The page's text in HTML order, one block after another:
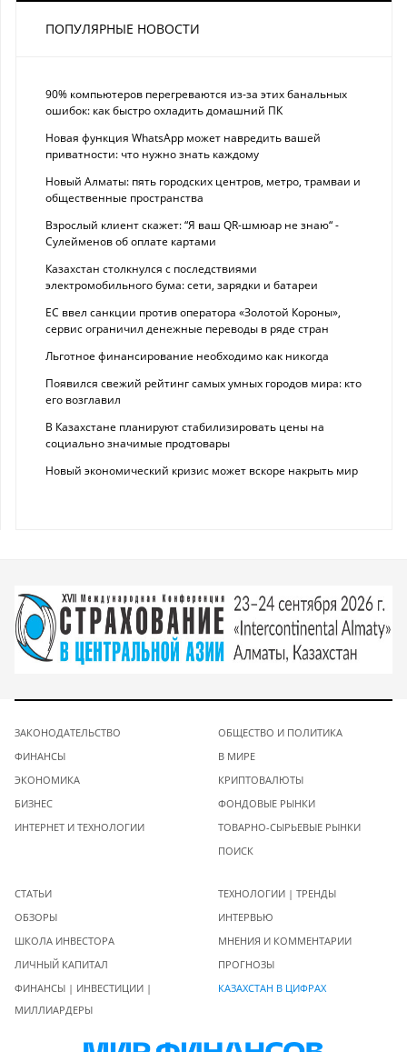
ПОПУЛЯРНЫЕ НОВОСТИ
90% компьютеров перегреваются из-за этих банальных
ошибок: как быстро охладить домашний ПК
Новая функция WhatsApp может навредить вашей
приватности: что нужно знать каждому
Новый Алматы: пять городских центров, метро, трамваи и
общественные пространства
Взрослый клиент скажет: “Я ваш QR-шмюар не знаю“ -
Сулейменов об оплате картами
Казахстан столкнулся с последствиями
электромобильного бума: сети, зарядки и батареи
ЕС ввел санкции против оператора «Золотой Короны»,
сервис ограничил денежные переводы в ряде стран
Льготное финансирование необходимо как никогда
Появился свежий рейтинг самых умных городов мира: кто
его возглавил
В Казахстане планируют стабилизировать цены на
социально значимые продтовары
Новый экономический кризис может вскоре накрыть мир
ЗАКОНОДАТЕЛЬСТВО
ФИНАНСЫ
ЭКОНОМИКА
БИЗНЕС
ИНТЕРНЕТ И ТЕХНОЛОГИИ
ОБЩЕСТВО И ПОЛИТИКА
В МИРЕ
КРИПТОВАЛЮТЫ
ФОНДОВЫЕ РЫНКИ
ТОВАРНО-СЫРЬЕВЫЕ РЫНКИ
ПОИСК
СТАТЬИ
ОБЗОРЫ
ШКОЛА ИНВЕСТОРА
ЛИЧНЫЙ КАПИТАЛ
ФИНАНСЫ | ИНВЕСТИЦИИ |
МИЛЛИАРДЕРЫ
ТЕХНОЛОГИИ | ТРЕНДЫ
ИНТЕРВЬЮ
МНЕНИЯ И КОММЕНТАРИИ
ПРОГНОЗЫ
КАЗАХСТАН В ЦИФРАХ